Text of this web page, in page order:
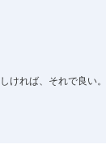
れば、それで良い